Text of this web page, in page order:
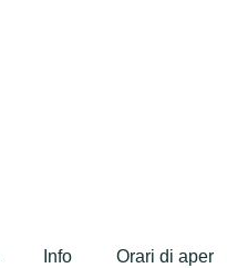
Info Orari di